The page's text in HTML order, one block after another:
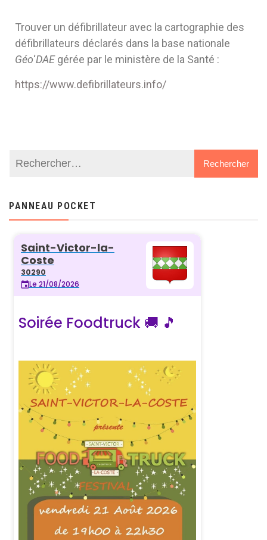
Trouver un défibrillateur avec la cartographie des
défibrillateurs déclarés dans la base nationale
Géo‘DAEgérée par le ministère de la Santé :
https://www.defibrillateurs.info/
PANNEAU POCKET